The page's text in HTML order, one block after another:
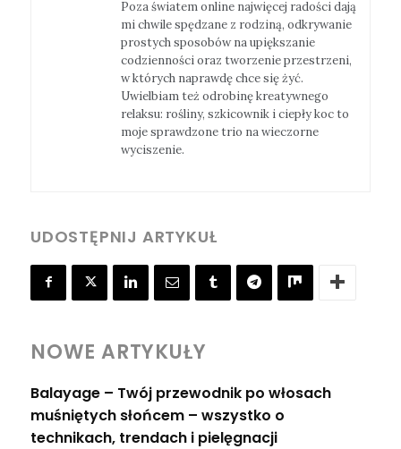
Poza światem online najwięcej radości dają
mi chwile spędzane z rodziną, odkrywanie
prostych sposobów na upiększanie
codzienności oraz tworzenie przestrzeni,
w których naprawdę chce się żyć.
Uwielbiam też odrobinę kreatywnego
relaksu: rośliny, szkicownik i ciepły koc to
moje sprawdzone trio na wieczorne
wyciszenie.
UDOSTĘPNIJ ARTYKUŁ
NOWE ARTYKUŁY
Balayage – Twój przewodnik po włosach
muśniętych słońcem – wszystko o
technikach, trendach i pielęgnacji